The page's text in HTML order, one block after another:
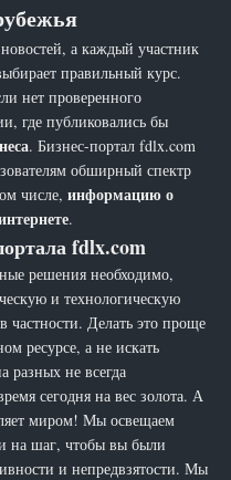
а каждый участник
правильный курс.
нет проверенного
где публиковались бы
. Бизнес-портал fdlx.com
обширный спектр
числе,информацию о
.
fdlx.com
решения необходимо,
и технологическую
Делать это проще
ресурсе, а не искать
не всегда
сегодня на вес золота. А
миром! Мы освещаем
на шаг, чтобы вы были
и непредвзятости. Мы